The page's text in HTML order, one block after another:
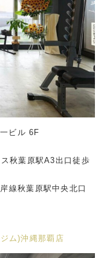
ビル 6F
秋葉原駅A3出口徒歩
線秋葉原駅中央北口
ム)沖縄那覇店